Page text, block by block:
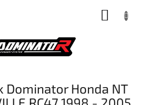
Dominator Honda NT